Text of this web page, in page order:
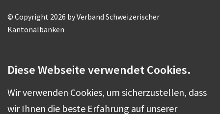
© Copyright 2026 by Verband Schweizerischer
Kantonalbanken
Diese Webseite verwendet Cookies.
Wir verwenden Cookies, um sicherzustellen, dass
wir Ihnen die beste Erfahrung auf unserer